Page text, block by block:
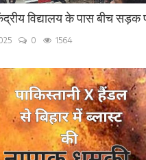
विद्यालय के पास बीच सड़क
0 1564